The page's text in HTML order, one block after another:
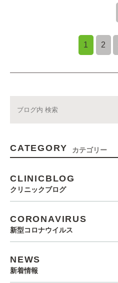
1 2
CATEGORY カテゴリー
CLINICBLOG
クリニックブログ
CORONAVIRUS
新型コロナウイルス
NEWS
新着情報